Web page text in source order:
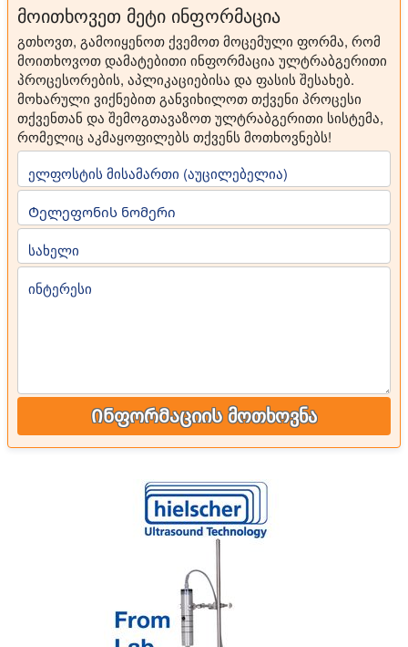
მოითხოვეთ მეტი ინფორმაცია
გთხოვთ, გამოიყენოთ ქვემოთ მოცემული ფორმა, რომ
მოითხოვოთ დამატებითი ინფორმაცია ულტრაბგერითი
პროცესორების, აპლიკაციებისა და ფასის შესახებ.
მოხარული ვიქნებით განვიხილოთ თქვენი პროცესი
თქვენთან და შემოგთავაზოთ ულტრაბგერითი სისტემა,
რომელიც აკმაყოფილებს თქვენს მოთხოვნებს!
ელფოსტის მისამართი (აუცილებელია)
Ტელეფონის ნომერი
სახელი
ინტერესი
Ინფორმაციის მოთხოვნა